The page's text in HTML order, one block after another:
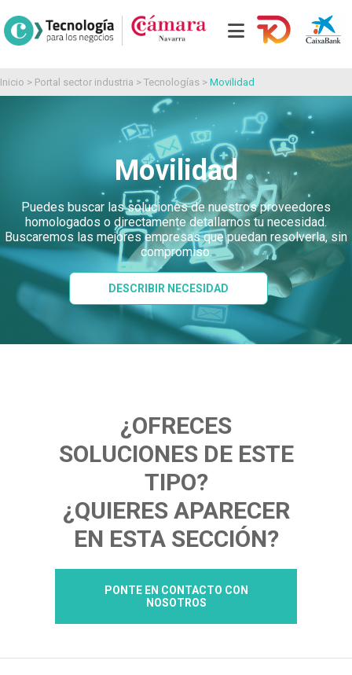
Inicio > Portal sector industria > Tecnologías > Movilidad
Movilidad
Puedes buscar las soluciones de nuestros proveedores
homologados o directamente detallarnos tu necesidad.
Buscaremos las mejores empresas que puedan resolverla, sin
compromiso.
DESCRIBIR NECESIDAD
¿OFRECES
SOLUCIONES DE ESTE
TIPO?
¿QUIERES APARECER
EN ESTA SECCIÓN?
PONTE EN CONTACTO CON
NOSOTROS